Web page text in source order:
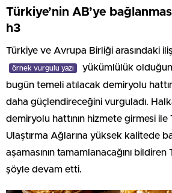
Türkiye’nin AB’ye
h3
Türkiye ve Avrupa Birliği arasındaki
örnek vurgulu yazı
yükümlülük
bugün temeli atılacak demiryolu
daha güçlendireceğini vurguladı.
demiryolu hattının hizmete girmesi ile
Ulaştırma Ağlarına yüksek kalitede
aşamasının tamamlanacağını
şöyle devam etti.